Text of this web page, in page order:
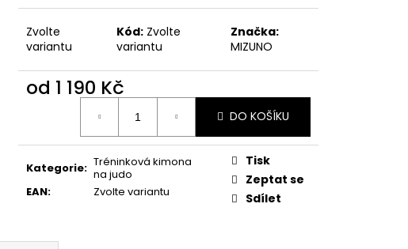
Zvolte
variantu
Kód: Zvolte
variantu
Značka:
MIZUNO
od 1 190 Kč
DO KOŠÍKU
Kategorie: Tréninková kimona
na judo
EAN: Zvolte variantu
Tisk
Zeptat se
Sdílet